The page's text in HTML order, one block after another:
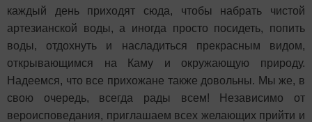
каждый день приходят сюда, чтобы набрать чистой
артезианской воды, а иногда просто посидеть, попить
воды, отдохнуть и насладиться прекрасным видом,
открывающимся на Каму и окружающую природу.
Надеемся, что все прихожане также довольны. Мы же, в
свою очередь, всегда рады всем! Независимо от
вероисповедания, приглашаем всех желающих прийти и